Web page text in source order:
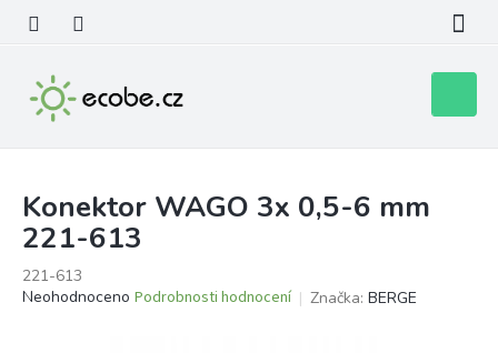
obsah
košík
Konektor WAGO 3x 0,5-6 mm
221-613
221-613
Průměrné
Neohodnoceno Podrobnosti hodnocení Značka: BERGE